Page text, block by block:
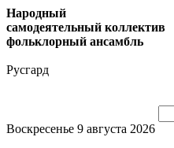
Народный
самодеятельный коллектив
фольклорный ансамбль
Русгард
Воскресенье 9 августа 2026